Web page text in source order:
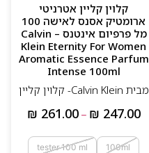
קלוין קליין אטרניטי
ארומטיק אסנס לאישה 100
מל פרפיום אינטנס – Calvin
Klein Eternity For Women
Aromatic Essence Parfum
Intense 100ml
מבית Calvin Klein- קלוין קליין
₪ 247.00
–
₪ 261.00
100ml
tester 100 ml